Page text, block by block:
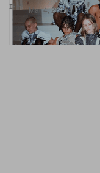
패션 Mar 4, 2026